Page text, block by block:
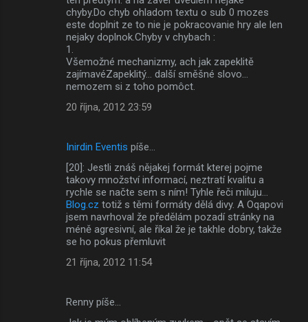
chyby.Do chyb ohladom textu o sub 0 mozes
este doplnit ze to nie je pokracovanie hry ale len
nejaky doplnok.Chyby v chybach :
1.
Všemožné mechanizmy, ach jak zapeklitě
zajímavéZapeklitý... další směšné slovo...
nemozem si z toho pomôct.
20 října, 2012 23:59
Inirdin Eventis píše…
[20]: Jestli znáš nějakej formát kterej pojme
takovy množství informací, neztratí kvalitu a
rychle se načte sem s ním! Tyhle řeči miluju...
Blog.cz totiž s těmi formáty dělá divy. A Oqapovi
jsem navrhoval že předělám pozadí stránky na
méně agresivní, ale říkal že je takhle dobry, takže
se ho pokus přemluvit
21 října, 2012 11:54
Renny píše…